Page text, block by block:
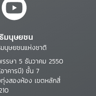
มนุษยชน
นุษยชนแห่งชาติ
รษา 5 ธันวาคม 2550
าคารบี) ชั้น 7
งสองห้อง เขตหลักสี่